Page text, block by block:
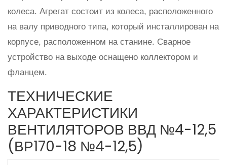
колеса. Агрегат состоит из колеса, расположенного
на валу приводного типа, который инсталлирован на
корпусе, расположенном на станине. Сварное
устройство на выходе оснащено коллектором и
фланцем.
ТЕХНИЧЕСКИЕ
ХАРАКТЕРИСТИКИ
ВЕНТИЛЯТОРОВ ВВД №4-12,5
(ВР170-18 №4-12,5)